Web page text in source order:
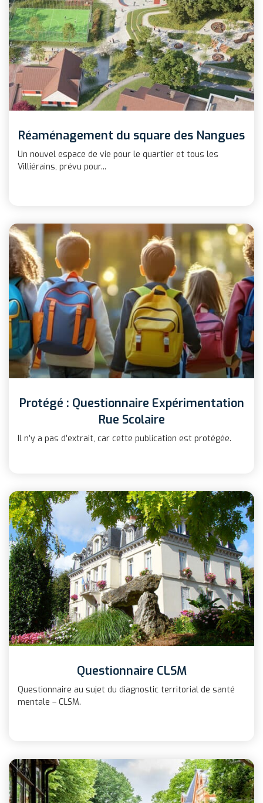
Réaménagement du square des Nangues
Un nouvel espace de vie pour le quartier et tous les
Villiérains, prévu pour...
Protégé : Questionnaire Expérimentation
Rue Scolaire
Il n’y a pas d’extrait, car cette publication est protégée.
Questionnaire CLSM
Questionnaire au sujet du diagnostic territorial de santé
mentale – CLSM.